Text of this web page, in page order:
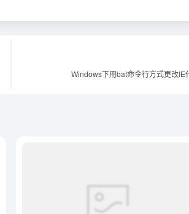
Windows下用bat命令行方式更改